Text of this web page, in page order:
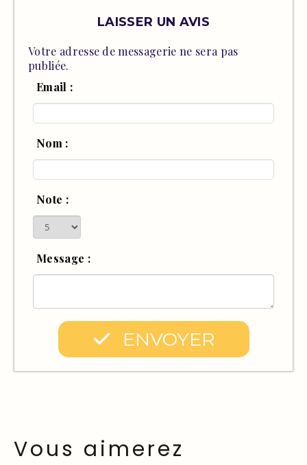
LAISSER UN AVIS
Votre adresse de messagerie ne sera pas
publiée.
Email :
Nom :
Note :
Message :
ENVOYER
Vous aimerez